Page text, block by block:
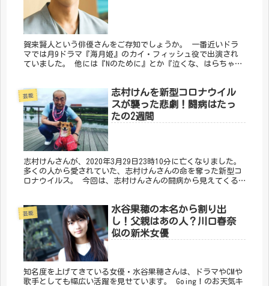
賀来賢人という俳優さんをご存知でしょうか。 一番近いドラ
マでは月9ドラマ『海月姫』のカイ・フィッシュ役で出演され
ていました。 他には『Nのために』とか『泣くな、はらちゃ
芸能
志村けんを新型コロナウイル
スが襲った悲劇！闘病はたっ
たの2週間
志村けんさんが、2020年3月29日23時10分に亡くなりました。
多くの人から愛されていた、志村けんさんの命を奪った新型コ
ロナウイルス。 今回は、志村けんさんの闘病から見えてくる
芸能
水谷果穂の本名から割り出
し！父親はあの人？川口春奈
似の新米女優
知名度を上げてきている女優・水谷果穂さんは、ドラマやCMや
歌手としても幅広い活躍を見せています。 Going！のお天気キ